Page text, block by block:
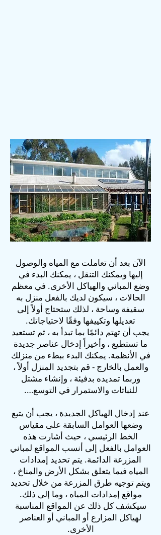
الآن بعد أن تعاملت مع المياه والوصول
إليها ويمكنك التنقل ، يمكنك البدء في
وضع المباني والهياكل الأخرى. في معظم
الحالات ، سيكون لديك بالفعل منزل به
سقيفة وساحة ، لذلك ستحتاج أولاً إلى
تعديلها وتكييفها وفقًا لاحتياجاتك.
يجب أن تهتم دائمًا بما تبدأ به ، ثم تستعيد
ما تستطيع ، وأخيراً إدخال عناصر جديدة
في الأنظمة. يمكنك البدء ببطء من منزلك
والعمل بالخارج - قم بتجديد المنزل أولاً ،
وربما تمديده بدفيئة ، وإنشاء مشتل
للنباتات والاستمرار في التوسع….
عند إدخال الهياكل الجديدة ، يجب أن يتبع
وضعها العوامل السابقة على مقياس
الخط الرئيسي ، حيث أشارت هذه
العوامل بالفعل إلى أنسب المواقع لمباني
المزرعة الدائمة. يتم تحديد إمدادات
المياه فيما يتعلق بشكل الأرض والمناخ ،
ويتم توجيه طرق المزرعة من خلال تحديد
مواقع إمدادات المياه ، وما إلى ذلك.
سيكشف كل ذلك عن المواقع المناسبة
لهياكل المزارع أو المباني أو العناصر
الأخرى.